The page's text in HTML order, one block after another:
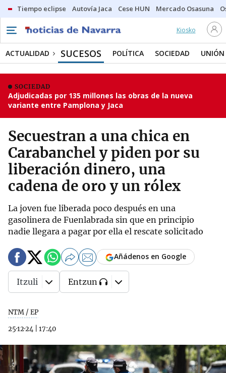
Tiempo eclipse Autovía Jaca Cese HUN Mercado Osasuna
Kiosko
ACTUALIDAD SUCESOS POLÍTICA SOCIEDAD UNIÓN
SOCIEDAD
Adjudicadas por 135 millones las obras de la nueva
variante entre Pamplona y Jaca
Secuestran a una chica en
Carabanchel y piden por su
liberación dinero, una
cadena de oro y un rólex
La joven fue liberada poco después en una
gasolinera de Fuenlabrada sin que en principio
nadie llegara a pagar por ella el rescate solicitado
NTM / EP
25·12·24
17:40
Añádenos en Google
Itzuli Entzun